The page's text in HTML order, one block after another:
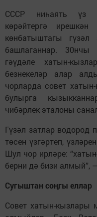
СССР ниһаять үз
көрәйтергә
көнбатыштагы
башлаганнар.
гәүдәле хатын-
безнекеләр алар
чорларда совет
булырга
чибәрлек эталоны
Гүзәл затлар водород
төсен үзгәртеп,
Шул чор ирләре:
берни дә бизи алмый”,
Сугыштан соңгы еллар
Совет хатын-кызлары